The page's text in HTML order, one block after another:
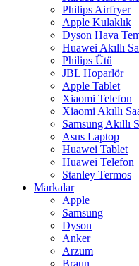
Philips Airfryer
Apple Kulaklık
Dyson Hava
Huawei Akıllı
Philips Ütü
JBL Hoparlör
Apple Tablet
Xiaomi Telefon
Xiaomi Akıllı
Samsung Akıllı
Asus Laptop
Huawei Tablet
Huawei Telefon
Stanley Termos
Markalar
Apple
Samsung
Dyson
Anker
Arzum
Braun